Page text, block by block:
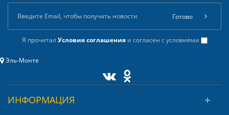
Я прочитал Условия соглашенияи согласен с условиями
Готово
Эль-Монте
ИНФОРМАЦИЯ